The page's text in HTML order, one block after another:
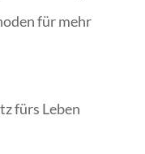
für mehr
fürs Leben